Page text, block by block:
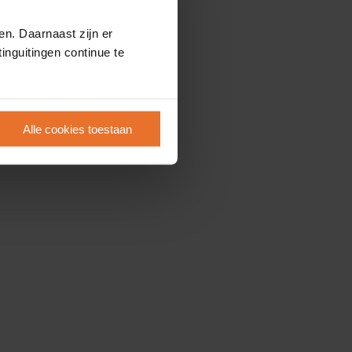
Daarnaast zijn er
continue te
Alle cookies toestaan